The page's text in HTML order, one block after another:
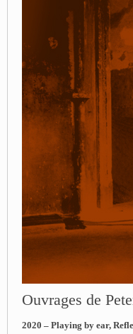
Ouvrages de
2020 – Playing by ear,